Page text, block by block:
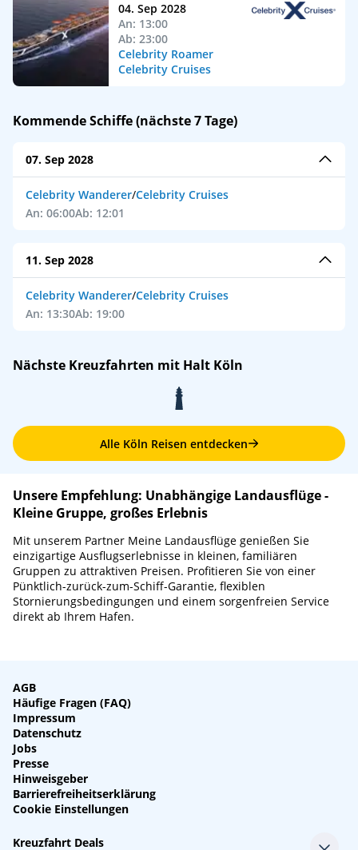
04. Sep 2028
An: 13:00
Ab: 23:00
Celebrity Roamer
Celebrity Cruises
Kommende Schiffe (nächste 7 Tage)
07. Sep 2028
Celebrity Wanderer/Celebrity Cruises
An: 06:00Ab: 12:01
11. Sep 2028
Celebrity Wanderer/Celebrity Cruises
An: 13:30Ab: 19:00
Nächste Kreuzfahrten mit Halt Köln
Alle Köln Reisen entdecken
Unsere Empfehlung: Unabhängige Landausflüge -
Kleine Gruppe, großes Erlebnis
Mit unserem Partner Meine Landausflüge genießen Sie
einzigartige Ausflugserlebnisse in kleinen, familiären
Gruppen zu attraktiven Preisen. Profitieren Sie von einer
Pünktlich-zurück-zum-Schiff-Garantie, flexiblen
Stornierungsbedingungen und einem sorgenfreien Service
direkt ab Ihrem Hafen.
AGB
Häufige Fragen (FAQ)
Impressum
Datenschutz
Jobs
Presse
Hinweisgeber
Barrierefreiheitserklärung
Cookie Einstellungen
Kreuzfahrt Deals